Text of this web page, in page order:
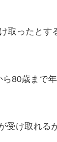
取ったとす
80歳まで
受け取れる